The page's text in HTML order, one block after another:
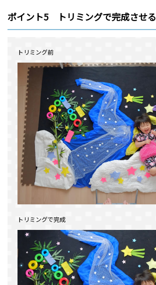
ポイント5 トリミングで完成させる
トリミング前
トリミングで完成